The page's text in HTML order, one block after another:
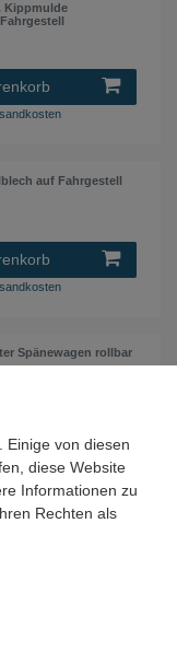
Kippmulde
auf Fahrgestell
Spänewagen rollbar
Einige von diesen
diese Website
Informationen zu
Rechten als